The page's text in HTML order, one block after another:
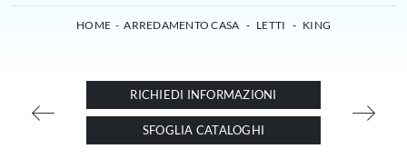
HOME - ARREDAMENTO CASA - LETTI - KING
RICHIEDI INFORMAZIONI
SFOGLIA CATALOGHI